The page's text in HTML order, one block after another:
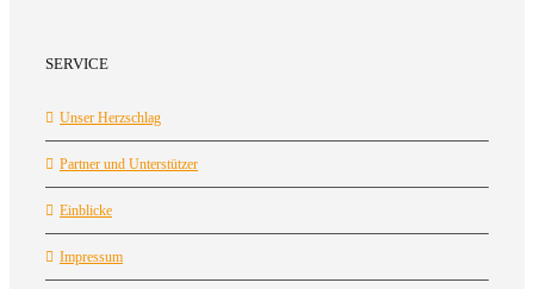
SERVICE
Unser Herzschlag
Partner und Unterstützer
Einblicke
Impressum